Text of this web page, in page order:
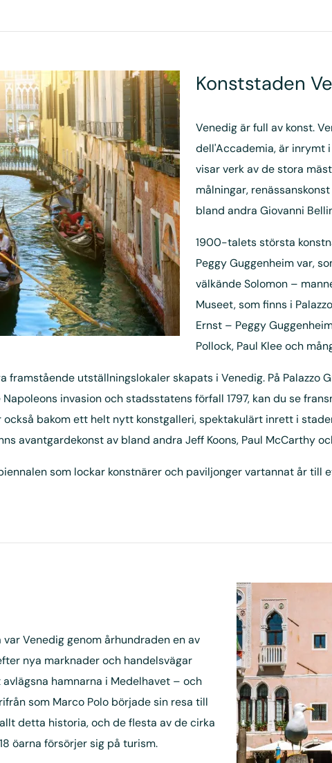
Konststaden
Venedig är full av konst.
dell'Accademia, är inrymt
visar verk av de stora
målningar,
bland andra Giovanni
1900-talets största
Peggy Guggenheim var,
välkände Solomon –
Museet, som finns i
Ernst – Peggy
Pollock, Paul Klee och
framstående utställningslokaler skapats i Venedig. På Palazzo
invasion och stadsstatens förfall 1797, kan du se
bakom ett helt nytt konstgalleri, spektakulärt inrett i
avantgardekonst av bland andra Jeff Koons, Paul McCarthy
som lockar konstnärer och paviljonger vartannat år till
Venedig genom århundraden en av
nya marknader och handelsvägar
hamnarna i Medelhavet – och
som Marco Polo började sin resa till
detta historia, och de flesta av de cirka
öarna försörjer sig på turism.